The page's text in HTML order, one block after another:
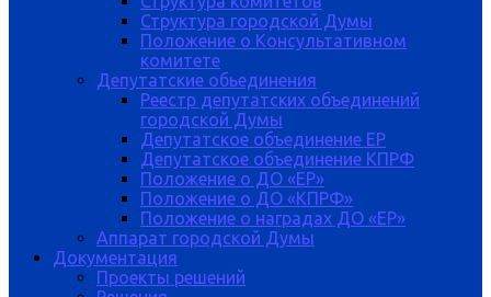
Структура городской Думы
Положение о Консультативном
комитете
Депутатские обьединения
Реестр депутатских объединений
городской Думы
Депутатское объединение ЕР
Депутатское объединение КПРФ
Положение о ДО «ЕР»
Положение о ДО «КПРФ»
Положение о наградах ДО «ЕР»
Аппарат городской Думы
Документация
Проекты решений